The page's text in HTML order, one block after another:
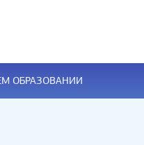
ОБРАЗОВАНИИ